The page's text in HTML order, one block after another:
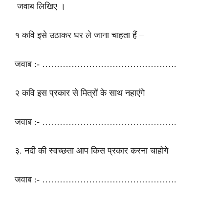
जवाब लिखिए ।
१ कवि इसे उठाकर घर ले जाना चाहता हैं –
जवाब :- ……………………………………….
२ कवि इस प्रकार से मित्रों के साथ नहाएंगे
जवाब :- ……………………………………….
३. नदी की स्वच्छता आप किस प्रकार करना चाहोगे
जवाब :- ……………………………………….